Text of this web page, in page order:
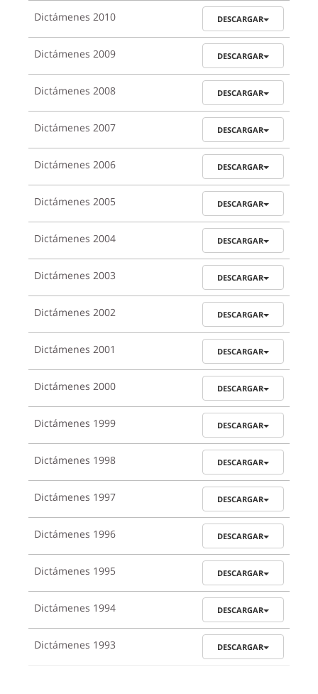
Dictámenes 2010 DESCARGAR
Dictámenes 2009 DESCARGAR
Dictámenes 2008 DESCARGAR
Dictámenes 2007 DESCARGAR
Dictámenes 2006 DESCARGAR
Dictámenes 2005 DESCARGAR
Dictámenes 2004 DESCARGAR
Dictámenes 2003 DESCARGAR
Dictámenes 2002 DESCARGAR
Dictámenes 2001 DESCARGAR
Dictámenes 2000 DESCARGAR
Dictámenes 1999 DESCARGAR
Dictámenes 1998 DESCARGAR
Dictámenes 1997 DESCARGAR
Dictámenes 1996 DESCARGAR
Dictámenes 1995 DESCARGAR
Dictámenes 1994 DESCARGAR
Dictámenes 1993 DESCARGAR